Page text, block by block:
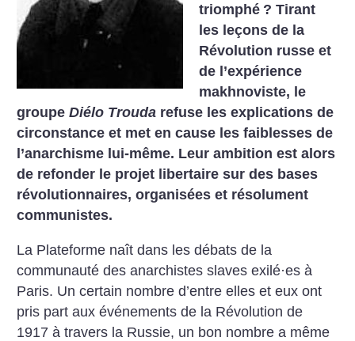
triomphé ? Tirant
les leçons de la
Révolution russe et
de l’expérience
makhnoviste, le
groupeDiélo Trouda refuse les explications de
circonstance et met en cause les faiblesses de
l’anarchisme lui-même. Leur ambition est alors
de refonder le projet libertaire sur des bases
révolutionnaires, organisées et résolument
communistes.
La Plateforme naît dans les débats de la
communauté des anarchistes slaves exilé·es à
Paris. Un certain nombre d’entre elles et eux ont
pris part aux événements de la Révolution de
1917 à travers la Russie, un bon nombre a même